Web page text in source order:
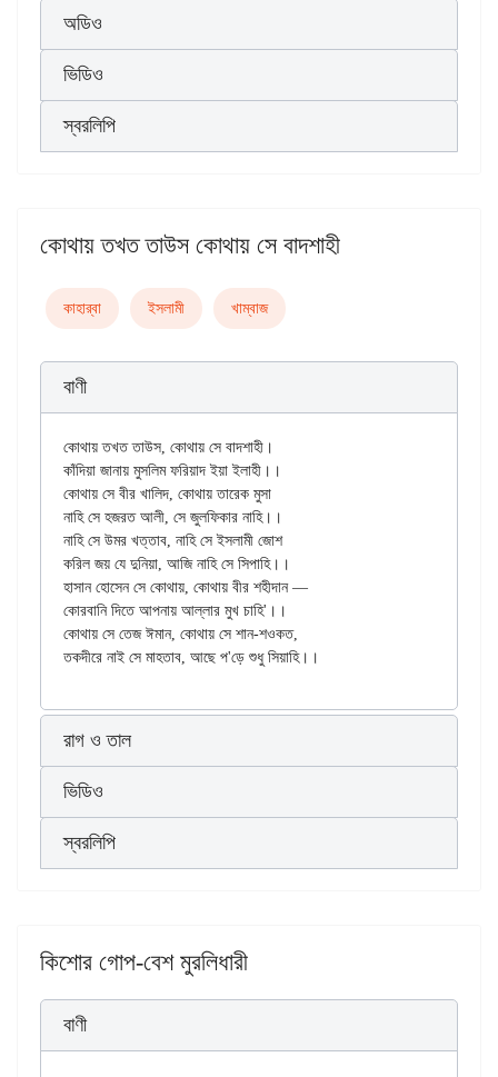
অডিও
ভিডিও
স্বরলিপি
কোথায় তখত তাউস কোথায় সে বাদশাহী
কাহার্‌বা ইসলামী খাম্বাজ
বাণী
কোথায় তখত তাউস, কোথায় সে বাদশাহী।
কাঁদিয়া জানায় মুসলিম ফরিয়াদ ইয়া ইলাহী।।
কোথায় সে বীর খালিদ, কোথায় তারেক মুসা
নাহি সে হজরত আলী, সে জুলফিকার নাহি।।
নাহি সে উমর খত্তাব, নাহি সে ইসলামী জোশ
করিল জয় যে দুনিয়া, আজি নাহি সে সিপাহি।।
হাসান হোসেন সে কোথায়, কোথায় বীর শহীদান —
কোরবানি দিতে আপনায় আল্লার মুখ চাহি'।।
কোথায় সে তেজ ঈমান, কোথায় সে শান-শওকত,
রাগ ও তাল
ভিডিও
স্বরলিপি
কিশোর গোপ-বেশ মুরলিধারী
বাণী